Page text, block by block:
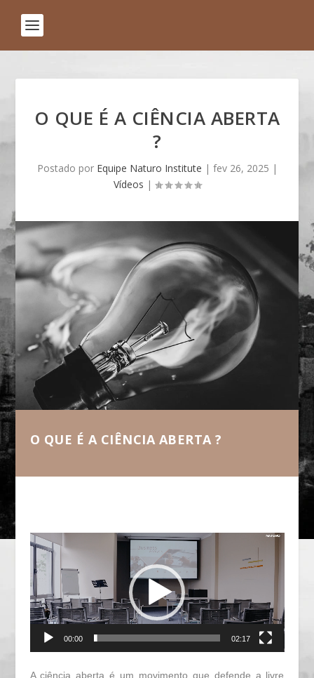
O QUE É A CIÊNCIA ABERTA
?
Postado por Equipe Naturo Institute | fev 26, 2025 |
Vídeos |
O QUE É A CIÊNCIA ABERTA ?
Tocador
vídeo
00:00 02:17
A ciência aberta é um movimento que defende a livre